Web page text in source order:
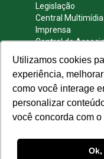
Utilizamos cookies
experiência,
como você interage
personalizar
você concorda com
Legislação
Central Multimídia
Imprensa
Central do
REDES SOCIAIS